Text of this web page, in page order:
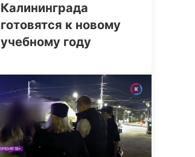
Калининграда
готовятся к новому
учебному году